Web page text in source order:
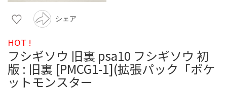
シェア
HOT !
フシギソウ 旧裏 psa10 フシギソウ 初
版 : 旧裏 [PMCG1-1](拡張パック「ポケ
ットモンスター